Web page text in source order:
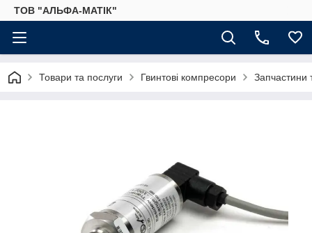
ТОВ "АЛЬФА-МАТІК"
Товари та послуги Гвинтові компресори Запчастини